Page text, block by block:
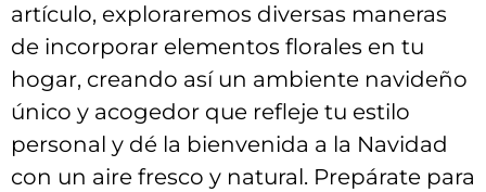
⁢artículo, exploraremos diversas maneras
de incorporar elementos ‌florales en tu
hogar, creando así un ‌ambiente navideño
único y acogedor que refleje tu estilo‍
personal y dé la⁢ bienvenida a la Navidad
con un aire fresco y natural.⁣ Prepárate para